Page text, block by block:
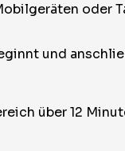
oder
und
über 12